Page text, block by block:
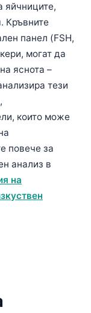
яйчниците,
Кръвните
панел (FSH,
могат да
яснота –
тези
които може
повече за
анализ в
на